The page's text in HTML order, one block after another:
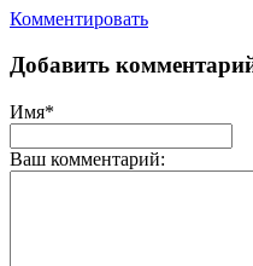
Комментировать
Добавить
Имя*
Ваш комментарий: